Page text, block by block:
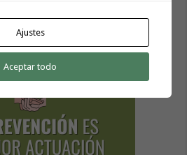
Ajustes
Aceptar todo